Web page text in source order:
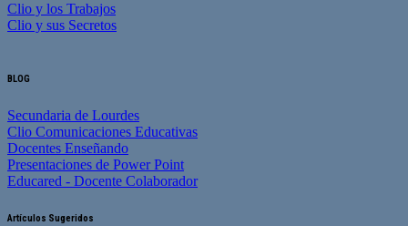
Clio y los Trabajos
Clio y sus Secretos
BLOG
Secundaria de Lourdes
Clio Comunicaciones Educativas
Docentes Enseñando
Presentaciones de Power Point
Educared - Docente Colaborador
Artículos Sugeridos